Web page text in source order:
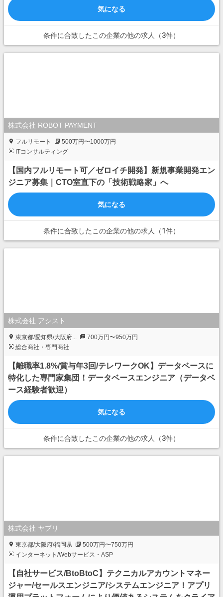
気になる
条件に合致したこの企業の他の求人（3件）
株式会社 ROBOT PAYMENT
フルリモート
500万円〜1000万円
ITコンサルティング
【国内フルリモート可／ゼロイチ開発】新規事業開発エン
ジニア募集｜CTO室直下の「技術戦略家」へ
気になる
条件に合致したこの企業の他の求人（1件）
株式会社 アシスト
東京都/愛知県/大阪府...
700万円〜950万円
総合商社・専門商社
【離職率1.8%/賞与年3回/テレワークOK】データベースに
特化した専門家集団！データベースエンジニア（データベ
ース経験者歓迎）
気になる
条件に合致したこの企業の他の求人（3件）
株式会社 ヤプリ
東京都/大阪府/福岡県
500万円〜750万円
インターネット/Webサービス・ASP
【自社サービス/BtoBtoC】テクニカルアカウントマネー
ジャー/セールスエンジニア/システムエンジニア！アプリ